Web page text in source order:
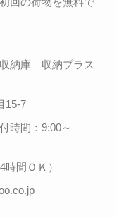
納庫 収納プラス
15-7
時間：9:00～
間ＯＫ）